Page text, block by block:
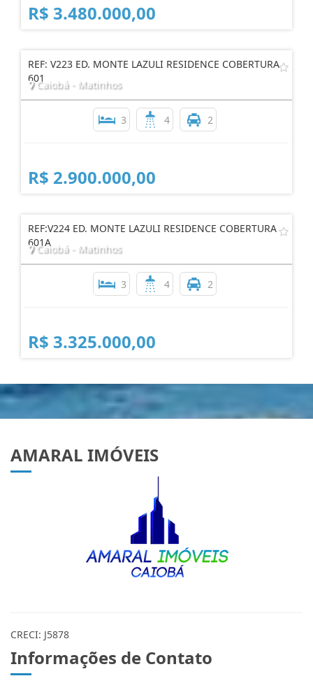
R$ 3.480.000,00
REF: V223 ED. MONTE LAZULI RESIDENCE COBERTURA
601
Caiobá - Matinhos
3 4 2
R$ 2.900.000,00
REF:V224 ED. MONTE LAZULI RESIDENCE COBERTURA
601A
Caiobá - Matinhos
3 4 2
R$ 3.325.000,00
AMARAL IMÓVEIS
CRECI: J5878
Informações de Contato